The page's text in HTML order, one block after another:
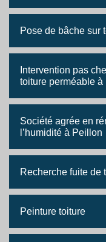
Pose de bâche sur
Intervention pas
toiture perméable
Société agrée en
l’humidité à Peillon
Recherche fuite de
Peinture toiture